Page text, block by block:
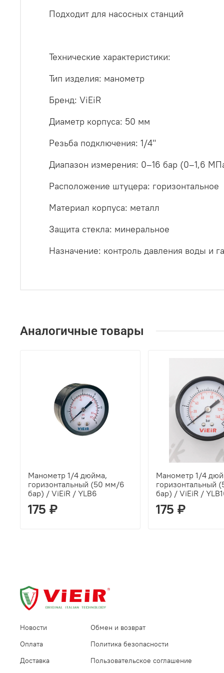
Подходит для насосных станций
Технические характеристики:
Тип изделия: манометр
Бренд: ViEiR
Диаметр корпуса: 50 мм
Резьба подключения: 1/4"
Диапазон измерения: 0–16 бар (0–1,6
Расположение штуцера: горизонтальное
Материал корпуса: металл
Защита стекла: минеральное
Назначение: контроль давления воды и
Аналогичные товары
Манометр 1/4 дюйма,
горизонтальный (50 мм/6
бар) / ViEiR / YLB6
175 ₽
Манометр 1/4
горизонтальный
бар) / ViEiR /
175 ₽
Новости
Оплата
Доставка
Обмен и возврат
Политика безопасности
Пользовательское соглашение